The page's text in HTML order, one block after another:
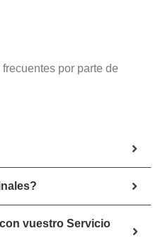
por parte de
vuestro Servicio